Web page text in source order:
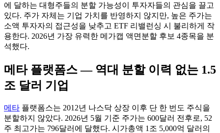
에 달하는 대형주들의 분할 가능성이 투자자들의 관심을 끌고
있다. 주가 자체는 기업 가치를 반영하지 않지만, 높은 주가는
소액 투자자의 접근성을 낮추고 ETF 리밸런싱 시 불리하게 작
용한다. 2026년 가장 유력한 메가캡 액면분할 후보 4종목을 분
석했다.
메타 플랫폼스 — 역대 분할 이력 없는 1.5
조 달러 기업
메타 플랫폼스는 2012년 나스닥 상장 이후 단 한 번도 주식을
분할하지 않았다. 2026년 5월 기준 주가는 600달러 전후로, 52
주 최고가는 796달러에 달했다. 시가총액 1조 5,000억 달러의